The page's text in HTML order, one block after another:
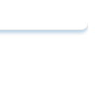
форм
- не
изделия,